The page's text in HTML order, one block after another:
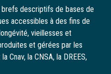
descriptifs de bases de
accessibles à des fins de
vieillesses et
et gérées par les
Cnav, la CNSA, la DREES,